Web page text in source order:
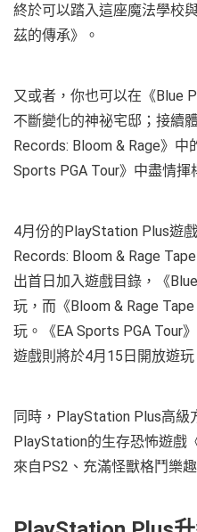
終於可以踏入這座魔法學校
茲的傳承》。
又或者，你也可以在《Blue
不斷變化的神祕宅邸；接續
Records: Bloom & Rage》
Sports PGA Tour》中盡情揮
4月份的PlayStation Plus遊
Records: Bloom & Rage
出首日加入遊戲目錄，《
玩，而《Bloom & Rage
玩。《EA Sports PGA Tour
遊戲則將於4月15日開放遊玩
同時，PlayStation Plus高級
PlayStation的生存恐怖遊戲
來自PS2、充滿怪獸格鬥樂